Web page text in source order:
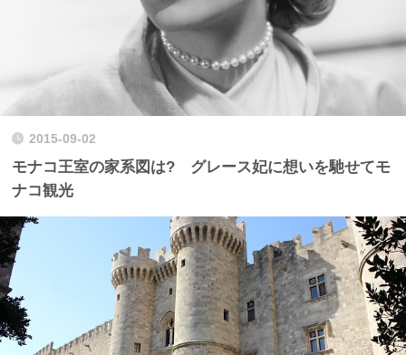
2015-09-02
モナコ王室の家系図は? グレース妃に想いを馳せてモ
ナコ観光